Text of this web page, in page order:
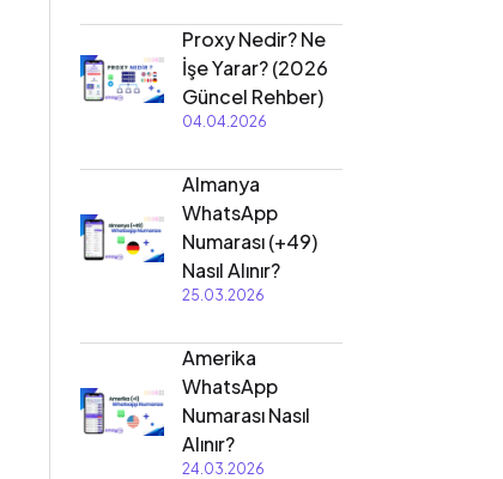
Proxy Nedir? Ne
İşe Yarar? (2026
Güncel Rehber)
04.04.2026
Almanya
WhatsApp
Numarası (+49)
Nasıl Alınır?
25.03.2026
Amerika
WhatsApp
Numarası Nasıl
Alınır?
24.03.2026